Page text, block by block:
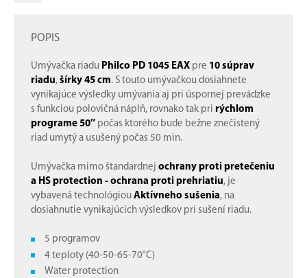
POPIS
Umývačka riadu Philco PD 1045 EAX pre 10 súprav
riadu, šírky 45 cm. S touto umývačkou dosiahnete
vynikajúce výsledky umývania aj pri úspornej prevádzke
s funkciou polovičná náplň, rovnako tak pri rýchlom
programe 50″ počas ktorého bude bežne znečistený
riad umytý a usušený počas 50 min.
Umývačka mimo štandardnej ochrany proti pretečeniu
a HS protection - ochrana proti prehriatiu, je
vybavená technológiou Aktívneho sušenia, na
dosiahnutie vynikajúcich výsledkov pri sušení riadu.
5 programov
4 teploty (40-50-65-70°C)
Water protection